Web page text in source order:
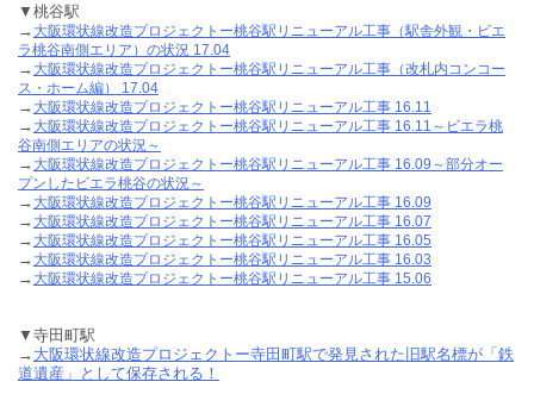
▼桃谷駅
→ 大阪環状線改造プロジェクトー桃谷駅リニューアル工事（駅舎外観・ビエ
ラ桃谷南側エリア）の状況 17.04
→ 大阪環状線改造プロジェクトー桃谷駅リニューアル工事（改札内コンコー
ス・ホーム編） 17.04
→ 大阪環状線改造プロジェクトー桃谷駅リニューアル工事 16.11
→ 大阪環状線改造プロジェクトー桃谷駅リニューアル工事 16.11～ビエラ桃
谷南側エリアの状況～
→ 大阪環状線改造プロジェクトー桃谷駅リニューアル工事 16.09～部分オー
プンしたビエラ桃谷の状況～
→ 大阪環状線改造プロジェクトー桃谷駅リニューアル工事 16.09
→ 大阪環状線改造プロジェクトー桃谷駅リニューアル工事 16.07
→ 大阪環状線改造プロジェクトー桃谷駅リニューアル工事 16.05
→ 大阪環状線改造プロジェクトー桃谷駅リニューアル工事 16.03
→ 大阪環状線改造プロジェクトー桃谷駅リニューアル工事 15.06
▼寺田町駅
→ 大阪環状線改造プロジェクトー寺田町駅で発見された旧駅名標が「鉄
道遺産」として保存される！